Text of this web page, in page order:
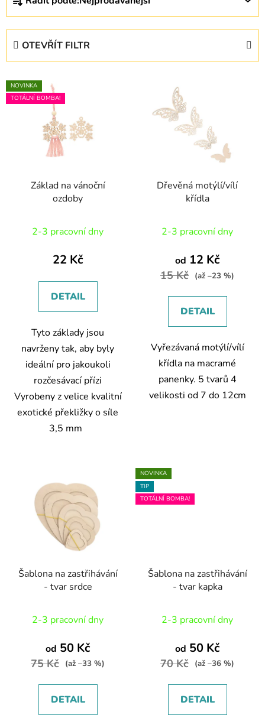
z
p
r
OTEVŘÍT FILTR
V
ý
NOVINKA
TOTÁLNÍ BOMBA!
Základ na vánoční
ozdoby
2-3 pracovní dny
22 Kč
DETAIL
Tyto základy jsou
navrženy tak, aby byly
ideální pro jakoukoli
rozčesávací přízi
Vyrobeny z velice kvalitní
exotické překližky o síle
3,5 mm
Dřevěná motýlí/vílí
křídla
2-3 pracovní dny
od 12 Kč
15 Kč (až –23 %)
DETAIL
Vyřezávaná motýlí/vílí
křídla na macramé
panenky. 5 tvarů 4
velikosti od 7 do 12cm
Šablona na zastřihávání
- tvar srdce
2-3 pracovní dny
od 50 Kč
75 Kč (až –33 %)
DETAIL
NOVINKA
TIP
TOTÁLNÍ BOMBA!
Šablona na zastřihávání
- tvar kapka
2-3 pracovní dny
od 50 Kč
70 Kč (až –36 %)
DETAIL